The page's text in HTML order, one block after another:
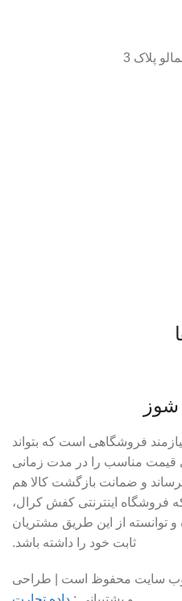
پلاک 3
شوز
فروشگاهی است که بتواند
قیمت مناسب را در مدت زمانی
و ضمانت بازگشت کالا هم
فروشگاه اینترنتی کفش کرال،
توانسته از این طریق مشتریان
ثابت خود را داشته باشد.
وب سایت محفوظ است | طراحی